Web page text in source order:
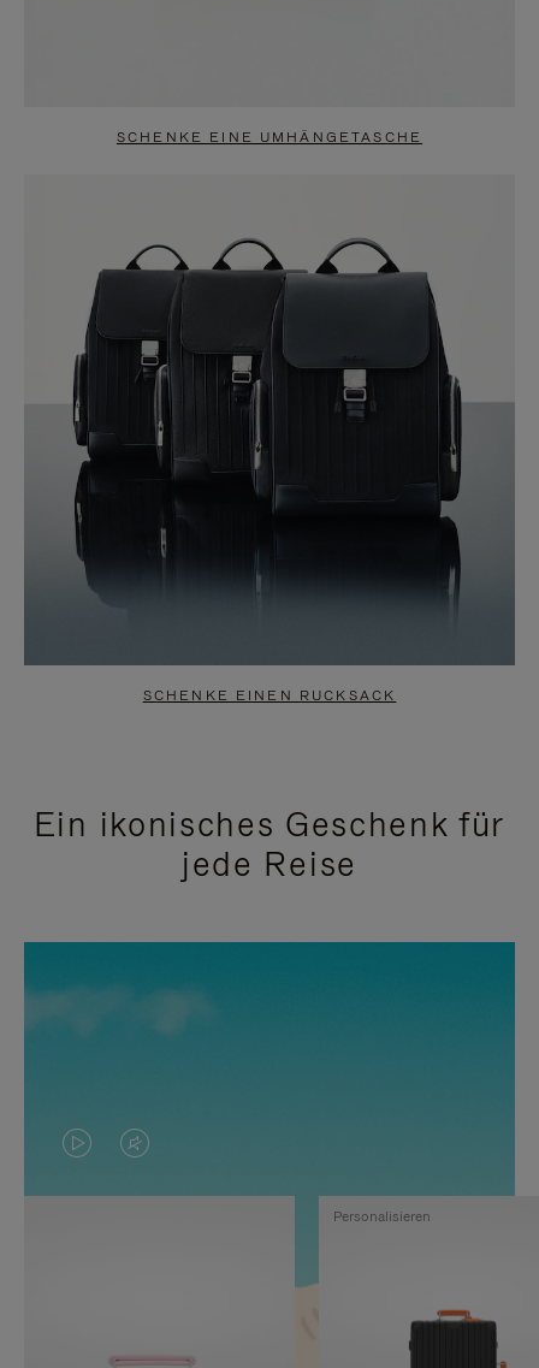
SCHENKE EINE UMHÄNGETASCHE
SCHENKE EINEN RUCKSACK
Ein ikonisches Geschenk für
jede Reise
DAS
VIDEO
VIDEO
IST
Personalisieren